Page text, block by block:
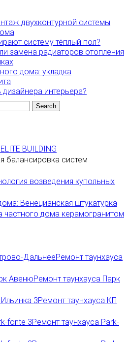
двухконтурной системы
систему тёплый пол?
замена радиаторов отопления
дома: укладка
интерьера?
BUILDING
балансировка систем
возведения купольных
Венецианская штукатурка
частного дома керамогранитом
Ремонт таунхауса
Ремонт таунхауса Парк
Ремонт таунхауса КП
Ремонт таунхауса Park-